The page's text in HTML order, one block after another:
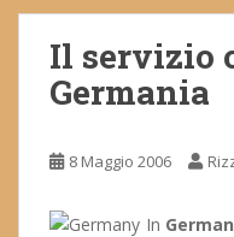
Il servizio
Germania
8 Maggio 2006
In